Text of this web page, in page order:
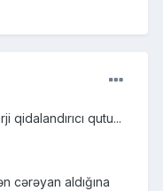
qutu...
cərəyan aldığına